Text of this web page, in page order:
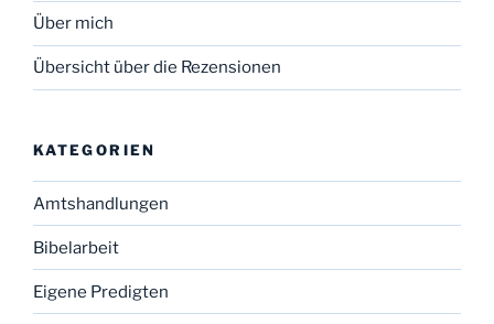
Über mich
Übersicht über die Rezensionen
KATEGORIEN
Amtshandlungen
Bibelarbeit
Eigene Predigten